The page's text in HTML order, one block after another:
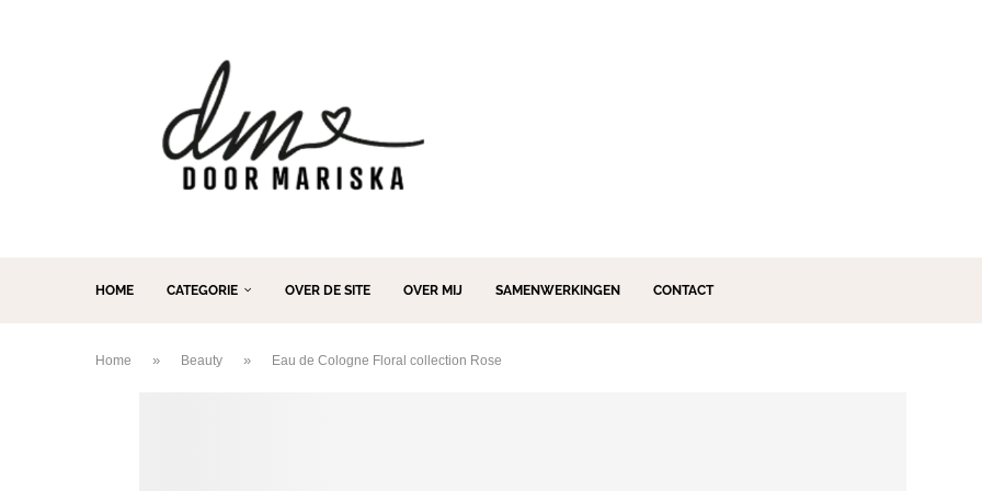
HOME CATEGORIE OVER DE SITE OVER MIJ SAMENWERKINGEN CONTACT
Home » Beauty » Eau de Cologne Floral collection Rose